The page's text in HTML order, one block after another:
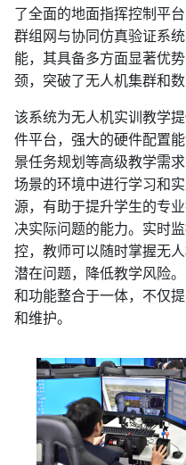
了全面的地面指挥控制平
群组网与协同仿真验证系
能，其具备多方面显著优
颈，突破了无人机集群和
该系统为无人机实训教学
件平台，强大的硬件配置
景任务规划等高级教学需
场景的环境中进行学习和
源，有助于提升学生的专
决实际问题的能力。实时
控，教师可以随时掌握无
潜在问题，降低教学风险
和功能整合于一体，不仅
和维护。